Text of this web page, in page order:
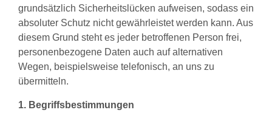
grundsätzlich Sicherheitslücken aufweisen, sodass ein
absoluter Schutz nicht gewährleistet werden kann. Aus
diesem Grund steht es jeder betroffenen Person frei,
personenbezogene Daten auch auf alternativen
Wegen, beispielsweise telefonisch, an uns zu
übermitteln.
1. Begriffsbestimmungen